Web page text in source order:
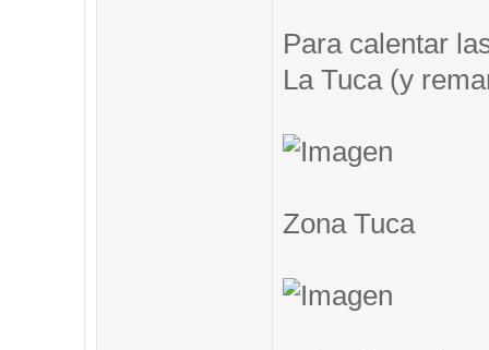
Para calentar
La Tuca (y
Zona Tuca